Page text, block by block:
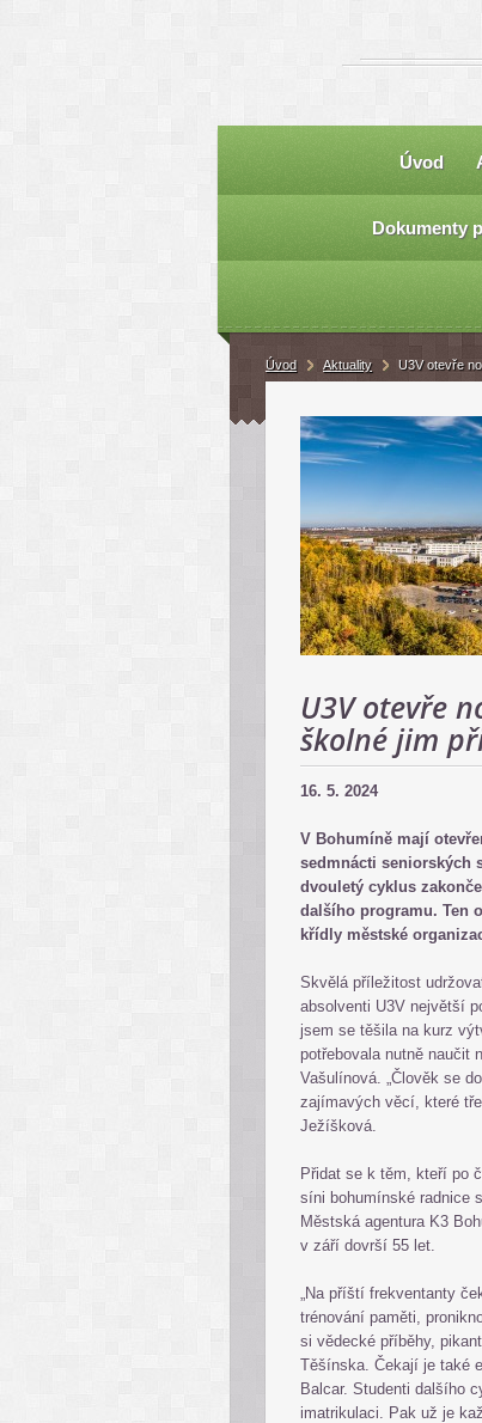
Úvod
Dokumenty
U3V otevře
školné jim
16. 5. 2024
V Bohumíně mají
sedmnácti seniorských
dvouletý cyklus
dalšího programu. Ten
křídly městské
Skvělá příležitost
absolventi U3V největší
jsem se těšila na kurz
potřebovala nutně naučit
Vašulínová. „Člověk se
zajímavých věcí, které
Ježíšková.
Přidat se k těm, kteří po
síni bohumínské radnice
Městská agentura K3
v září dovrší 55 let.
„Na příští frekventanty
trénování paměti,
si vědecké příběhy,
Těšínska. Čekají je také
Balcar. Studenti dalšího
imatrikulaci. Pak už je
Úvod Aktuality U3V otevře